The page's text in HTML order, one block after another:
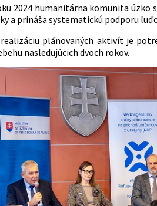
2024 humanitárna komunita
a prináša systematickú podporu
plánovaných aktivít je
nasledujúcich dvoch rokov.